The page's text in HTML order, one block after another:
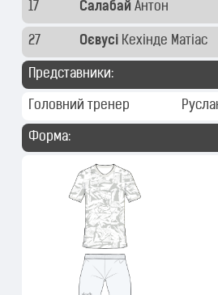
17 Салабай Антон
27 Оєвусі Кехінде Матіас
Представники:
Головний тренер
Форма: